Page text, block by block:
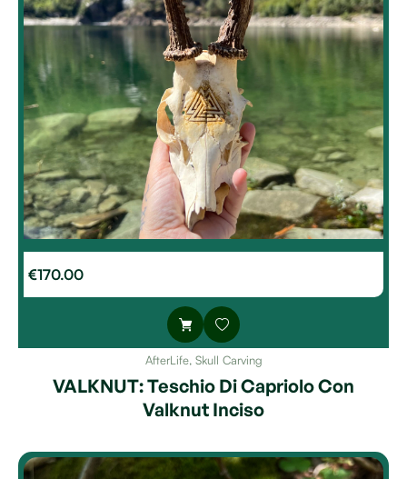
€170.00
AfterLife, Skull Carving
VALKNUT: Teschio Di Capriolo Con
Valknut Inciso